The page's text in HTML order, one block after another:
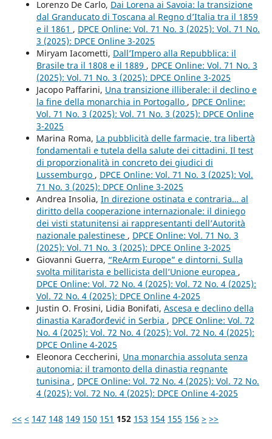
Lorenzo De Carlo, Dai Lorena ai Savoia: la transizione
dal Granducato di Toscana al Regno d’Italia tra il 1859
e il 1861 , DPCE Online: Vol. 71 No. 3 (2025): Vol. 71 No.
3 (2025): DPCE Online 3-2025
Miryam Iacometti, Dall’Impero alla Repubblica: il
Brasile tra il 1808 e il 1889 , DPCE Online: Vol. 71 No. 3
(2025): Vol. 71 No. 3 (2025): DPCE Online 3-2025
Jacopo Paffarini, Una transizione illiberale: il declino e
la fine della monarchia in Portogallo , DPCE Online:
Vol. 71 No. 3 (2025): Vol. 71 No. 3 (2025): DPCE Online
3-2025
Marina Roma, La pubblicità delle farmacie, tra libertà
fondamentali e tutela della salute dei cittadini. Il test
di proporzionalità in concreto dei giudici di
Lussemburgo , DPCE Online: Vol. 71 No. 3 (2025): Vol.
71 No. 3 (2025): DPCE Online 3-2025
Andrea Insolia, In direzione ostinata e contraria… al
diritto della cooperazione internazionale: il diniego
dei visti statunitensi ai rappresentanti dell’Autorità
nazionale palestinese , DPCE Online: Vol. 71 No. 3
(2025): Vol. 71 No. 3 (2025): DPCE Online 3-2025
Giovanni Guerra, “ReArm Europe” e dintorni. Sulla
svolta militarista e bellicista dell’Unione europea ,
DPCE Online: Vol. 72 No. 4 (2025): Vol. 72 No. 4 (2025):
Vol. 72 No. 4 (2025): DPCE Online 4-2025
Justin O. Frosini, Lidia Bonifati, Ascesa e declino della
dinastia Karađorđević in Serbia , DPCE Online: Vol. 72
No. 4 (2025): Vol. 72 No. 4 (2025): Vol. 72 No. 4 (2025):
DPCE Online 4-2025
Eleonora Ceccherini, Una monarchia assoluta senza
autonomia: il tramonto della dinastia regnante
tunisina , DPCE Online: Vol. 72 No. 4 (2025): Vol. 72 No.
4 (2025): Vol. 72 No. 4 (2025): DPCE Online 4-2025
<< < 147 148 149 150 151 152 153 154 155 156 > >>